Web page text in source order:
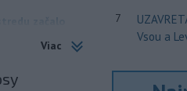
ako sa v noci
pristávacej
Halle našiel
Viac
7
Vsou a